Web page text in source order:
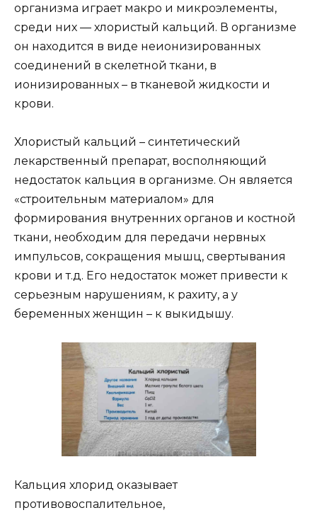
организма играет макро и микроэлементы,
среди них — хлористый кальций. В организме
он находится в виде неионизированных
соединений в скелетной ткани, в
ионизированных – в тканевой жидкости и
крови.
Хлористый кальций – синтетический
лекарственный препарат, восполняющий
недостаток кальция в организме. Он является
«строительным материалом» для
формирования внутренних органов и костной
ткани, необходим для передачи нервных
импульсов, сокращения мышц, свертывания
крови и т.д. Его недостаток может привести к
серьезным нарушениям, к рахиту, а у
беременных женщин – к выкидышу.
Кальция хлорид оказывает
противовоспалительное,